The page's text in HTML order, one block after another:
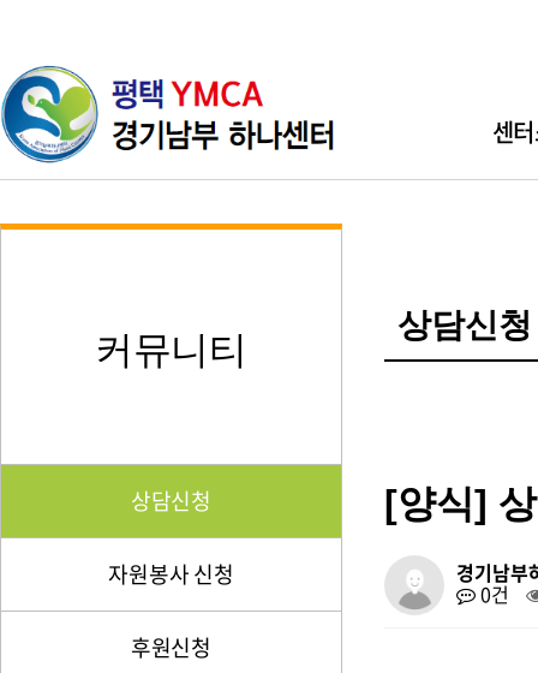
센
직원소개
커뮤니티
상담신청
자원봉사 신청
후원신청
상담신청
[양식]
경기남부
0건